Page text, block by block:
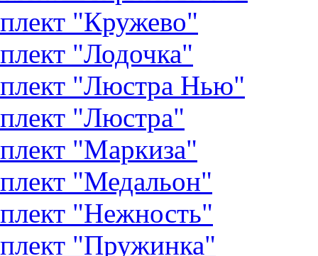
"Кружево"
"Лодочка"
"Люстра Нью"
"Люстра"
"Маркиза"
"Медальон"
"Нежность"
"Пружинка"